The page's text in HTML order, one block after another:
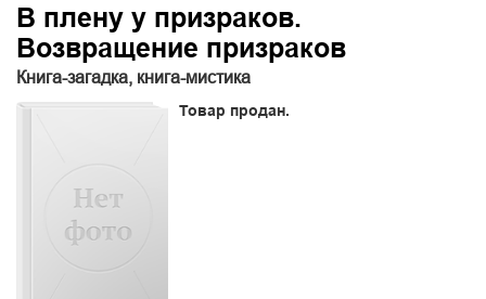
В плену у призраков.
Возвращение призраков
Книга-загадка, книга-мистика
Товар продан.